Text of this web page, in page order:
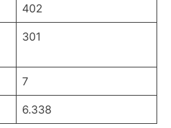
402
301
7
6.338